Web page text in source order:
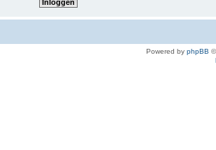
Powered by phpBB